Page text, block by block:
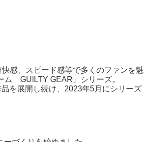
感、スピード感等で多くのファンを魅
「GUILTY GEAR」シリーズ。
を展開し続け、2023年5月にシリーズ